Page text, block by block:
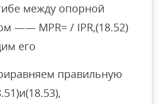
между опорной
—— MPR= / IPR,(18.52)
его
правильную